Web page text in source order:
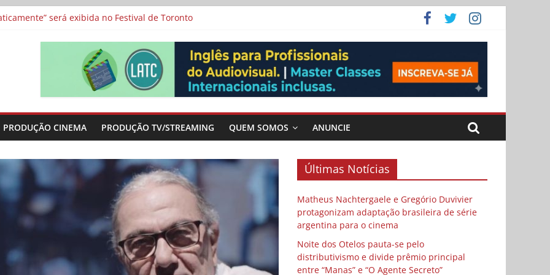
“Os Feiticeiros Inocentes” e filme-tributo de Wajda a Zbigniew Cybulski
será exibida no Festival de Toronto
e divide prêmio principal entre “Manas” e “O Agente Secreto”
metragens sobre envelhecimento criados a partir de histórias de vida
PRODUÇÃO CINEMA PRODUÇÃO TV/STREAMING QUEM SOMOS ANUNCIE
Últimas Notícias
Matheus Nachtergaele e Gregório Duvivier
protagonizam adaptação brasileira de série
argentina para o cinema
Noite dos Otelos pauta-se pelo
distributivismo e divide prêmio principal
entre “Manas” e “O Agente Secreto”